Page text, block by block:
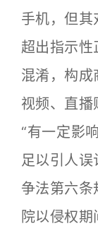
手机，但其
超出指示性
混淆，构成
视频、直播
“有一定影
足以引人
争法第六条
院以侵权